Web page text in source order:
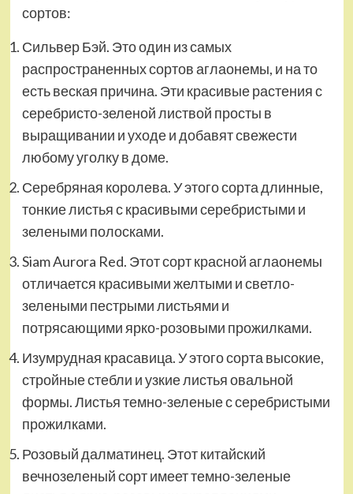
сортов:
Сильвер Бэй. Это один из самых
распространенных сортов аглаонемы, и на то
есть веская причина. Эти красивые растения с
серебристо-зеленой листвой просты в
выращивании и уходе и добавят свежести
любому уголку в доме.
Серебряная королева. У этого сорта длинные,
тонкие листья с красивыми серебристыми и
зелеными полосками.
Siam Aurora Red. Этот сорт красной аглаонемы
отличается красивыми желтыми и светло-
зелеными пестрыми листьями и
потрясающими ярко-розовыми прожилками.
Изумрудная красавица. У этого сорта высокие,
стройные стебли и узкие листья овальной
формы. Листья темно-зеленые с серебристыми
прожилками.
Розовый далматинец. Этот китайский
вечнозеленый сорт имеет темно-зеленые